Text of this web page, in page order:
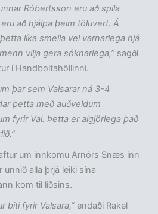
Róbertsson eru að spila
að hjálpa þeim töluvert. Á
líka smella vel varnarlega hjá
vilja gera sóknarlega,” sagði
í Handboltahöllinni.
þar sem Valsarar ná 3-4
þetta með auðveldum
fyrir Val. Þetta er algjörlega það
um innkomu Arnórs Snæs inn
unnið alla þrjá leiki sína
kom til liðsins.
biti fyrir Valsara,” endaði Rakel